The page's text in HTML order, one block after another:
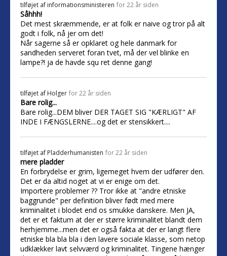
tilføjet af informationsministeren for 22 år siden
Såhhh!
Det mest skræmmende, er at folk er naive og tror på alt
godt i folk, nå jer om det!
Når sagerne så er opklaret og hele danmark for
sandheden serveret foran tvet, må der vel blinke en
lampe?! ja de havde squ ret denne gang!
tilføjet af Holger for 22 år siden
Bare rolig...
Bare rolig...DEM bliver DER TAGET SIG "KÆRLIGT" AF
INDE I FÆNGSLERNE....og det er stensikkert....
tilføjet af Pladderhumanisten for 22 år siden
mere pladder
En forbrydelse er grim, ligemeget hvem der udfører den.
Det er da altid noget at vi er enige om det.
Importere problemer ?? Tror ikke at "andre etniske
baggrunde" per definition bliver født med mere
kriminalitet i blodet end os smukke danskere. Men JA,
det er et faktum at der er større kriminalitet blandt dem
herhjemme...men det er også fakta at der er langt flere
etniske bla bla bla i den lavere sociale klasse, som netop
udklækker lavt selvværd og kriminalitet. Tingene hænger